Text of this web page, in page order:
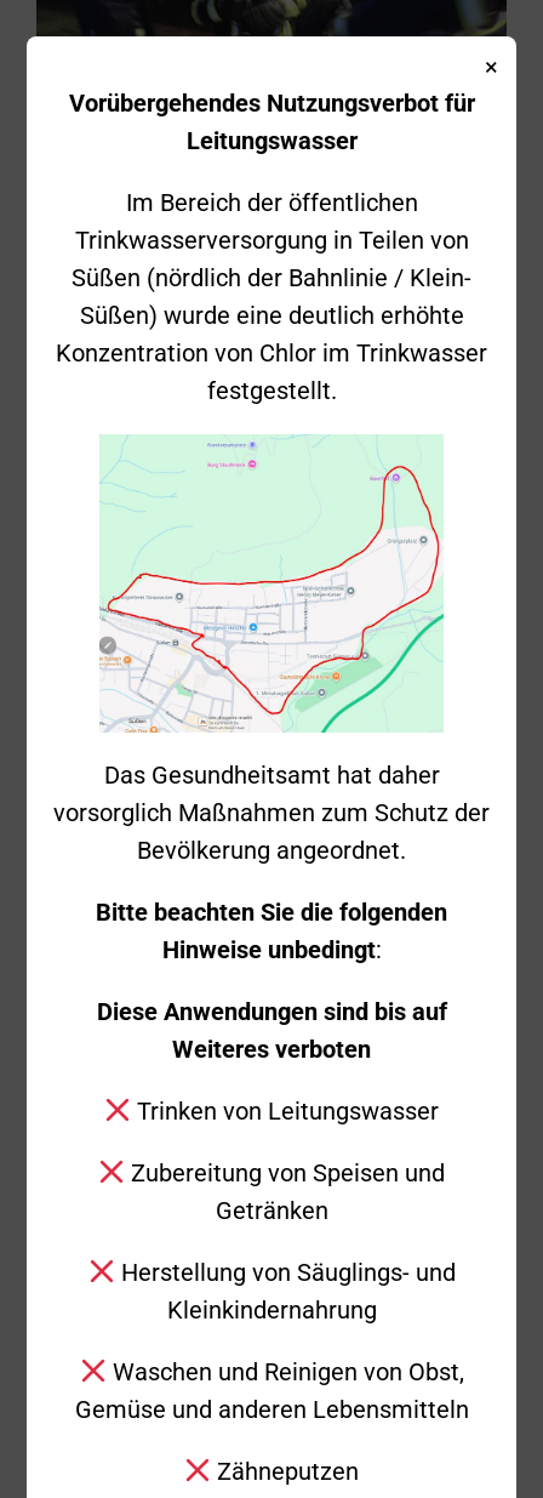
Brand – Donzdorf
Einsatznummer 2019-17
Datum
Samstag, 16.
März 2019
Uhrzeit
07:41 Uhr
Einsatzstichwort Brand B4
Einsatzort
Donzdorf,
Daimlerstraße
Ausgerückte Fahrzeuge
KdoW, LF 16/20,
DLK 18/12, MTW
Ausgerückte
Einsatzkräfte
15
Feuerwehr
Donzdorf: KdoW,
LF 20/16, TLF
16/25, MTW
Dondzorf,
Löschzug
Reichenbach: LF
Feuerwehr
Donzdorf,
Löschzug
Winzingen: LF 8/6
Rettungsdienst:
Rettungswagen,
×
Vorübergehendes Nutzungsverbot für
Leitungswasser
Im Bereich der öffentlichen
Trinkwasserversorgung in Teilen von
Süßen (nördlich der Bahnlinie / Klein-
Süßen) wurde eine deutlich erhöhte
Konzentration von Chlor im Trinkwasser
festgestellt.
Das Gesundheitsamt hat daher
vorsorglich Maßnahmen zum Schutz der
Bevölkerung angeordnet.
Bitte beachten Sie die folgenden
Hinweise unbedingt:
Diese Anwendungen sind bis auf
Weiteres verboten
Trinken von Leitungswasser
Zubereitung von Speisen und
Getränken
Herstellung von Säuglings- und
Kleinkindernahrung
Waschen und Reinigen von Obst,
Gemüse und anderen Lebensmitteln
Zähneputzen